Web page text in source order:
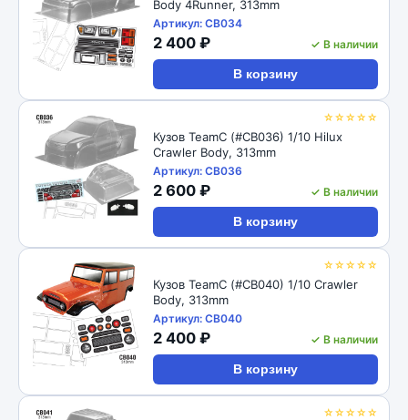
Body 4Runner, 313mm
Артикул: CB034
2 400 ₽ ✓ В наличии
В корзину
☆☆☆☆☆
Кузов TeamC (#CB036) 1/10 Hilux
Crawler Body, 313mm
Артикул: CB036
2 600 ₽ ✓ В наличии
В корзину
☆☆☆☆☆
Кузов TeamC (#CB040) 1/10 Crawler
Body, 313mm
Артикул: CB040
2 400 ₽ ✓ В наличии
В корзину
☆☆☆☆☆